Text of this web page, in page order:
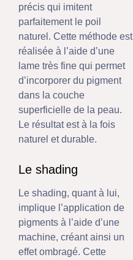
précis qui imitent
parfaitement le poil
naturel. Cette méthode est
réalisée à l’aide d’une
lame très fine qui permet
d’incorporer du pigment
dans la couche
superficielle de la peau.
Le résultat est à la fois
naturel et durable.
Le shading
Le shading, quant à lui,
implique l’application de
pigments à l’aide d’une
machine, créant ainsi un
effet ombragé. Cette